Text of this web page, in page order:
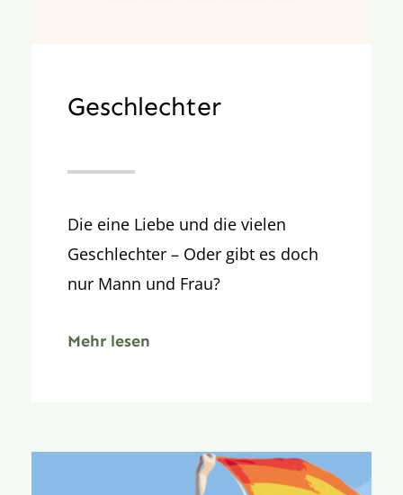
Geschlechter
Die eine Liebe und die vielen
Geschlechter – Oder gibt es doch
nur Mann und Frau?
Mehr lesen